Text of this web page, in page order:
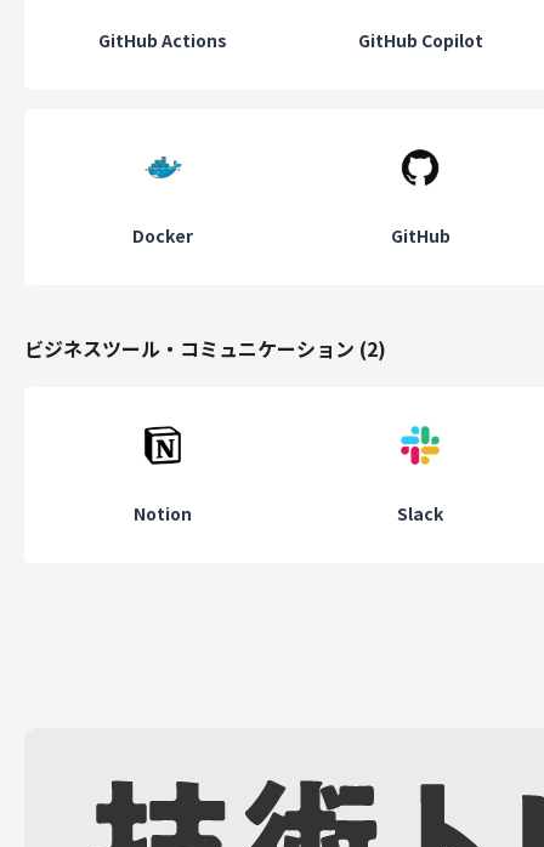
GitHub Actions GitHub Copilot
Docker GitHub
ビジネスツール・コミュニケーション (2)
Notion Slack